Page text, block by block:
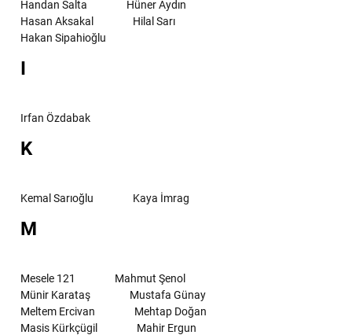
Handan Salta
Hüner Aydın
Hasan Aksakal
Hilal Sarı
Hakan Sipahioğlu
I
Irfan Özdabak
K
Kemal Sarıoğlu Kaya İmrag
M
Mesele 121
Mahmut Şenol
Münir Karataş
Mustafa Günay
Meltem Ercivan
Mehtap Doğan
Masis Kürkçügil
Mahir Ergun